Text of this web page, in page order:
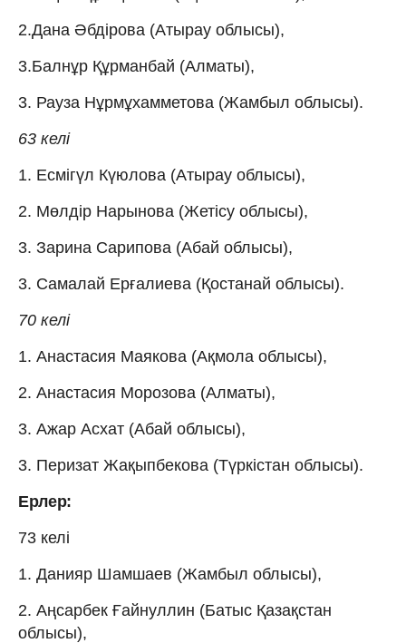
2.Дана Әбдірова (Атырау облысы),
3.Балнұр Құрманбай (Алматы),
3. Рауза Нұрмұхамметова (Жамбыл облысы).
63 келі
1. Есмігүл Күюлова (Атырау облысы),
2. Мөлдір Нарынова (Жетісу облысы),
3. Зарина Сарипова (Абай облысы),
3. Самалай Ерғалиева (Қостанай облысы).
70 келі
1. Анастасия Маякова (Ақмола облысы),
2. Анастасия Морозова (Алматы),
3. Ажар Асхат (Абай облысы),
3. Перизат Жақыпбекова (Түркістан облысы).
Ерлер:
73 келі
1. Данияр Шамшаев (Жамбыл облысы),
2. Аңсарбек Ғайнуллин (Батыс Қазақстан
облысы),